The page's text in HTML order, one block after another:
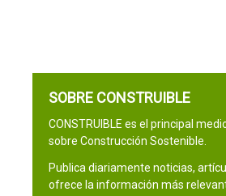
SOBRE CONSTRUIBLE
CONSTRUIBLE es el principal
sobre Construcción Sostenible.
Publica diariamente noticias,
ofrece la información más